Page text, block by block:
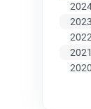
2023
2022
2021
2020